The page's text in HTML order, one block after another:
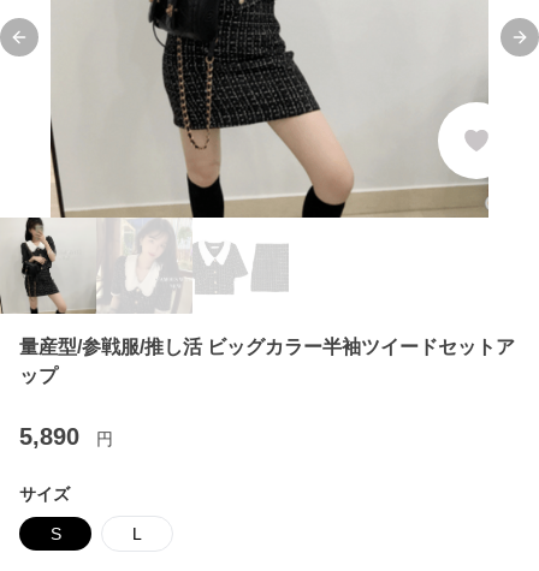
Previous slide
量産型/参戦服/推し活 ビッグカラー半袖ツイードセットア
ップ
5,890 円
サイズ
S L